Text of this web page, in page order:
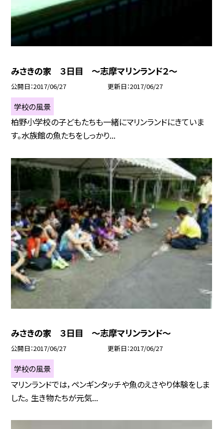
みさきの家 ３日目 〜志摩マリンランド２〜
公開日 2017/06/27 更新日 2017/06/27
学校の風景
柏野小学校の子どもたちも一緒にマリンランドにきていま
す。水族館の魚たちをしっかり...
みさきの家 ３日目 〜志摩マリンランド〜
公開日 2017/06/27 更新日 2017/06/27
学校の風景
マリンランドでは，ペンギンタッチや魚のえさやり体験をしま
した。 生き物たちが元気...